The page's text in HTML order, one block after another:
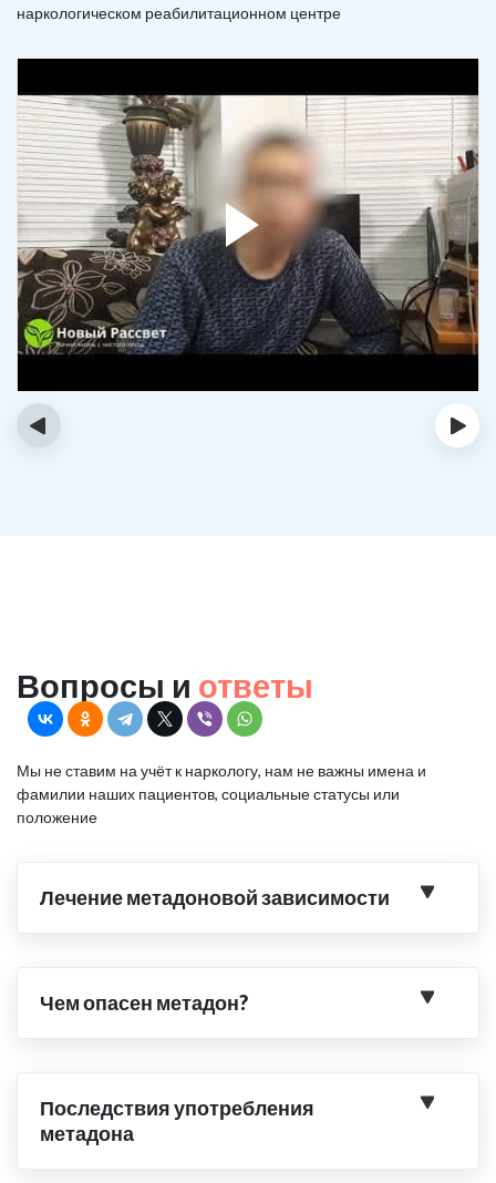
наркологическом реабилитационном центре
‹ ›
Вопросы и ответы
Мы не ставим на учёт к наркологу, нам не важны имена и
фамилии наших пациентов, социальные статусы или
положение
Лечение метадоновой зависимости
Чем опасен метадон?
Последствия употребления
метадона